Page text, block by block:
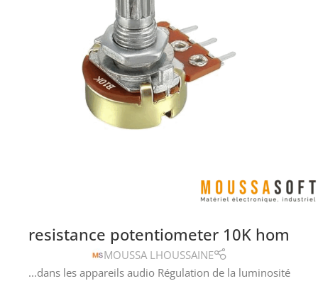
resistance potentiometer 10K hom
MOUSSA LHOUSSAINE
...dans les appareils audio Régulation de la luminosité